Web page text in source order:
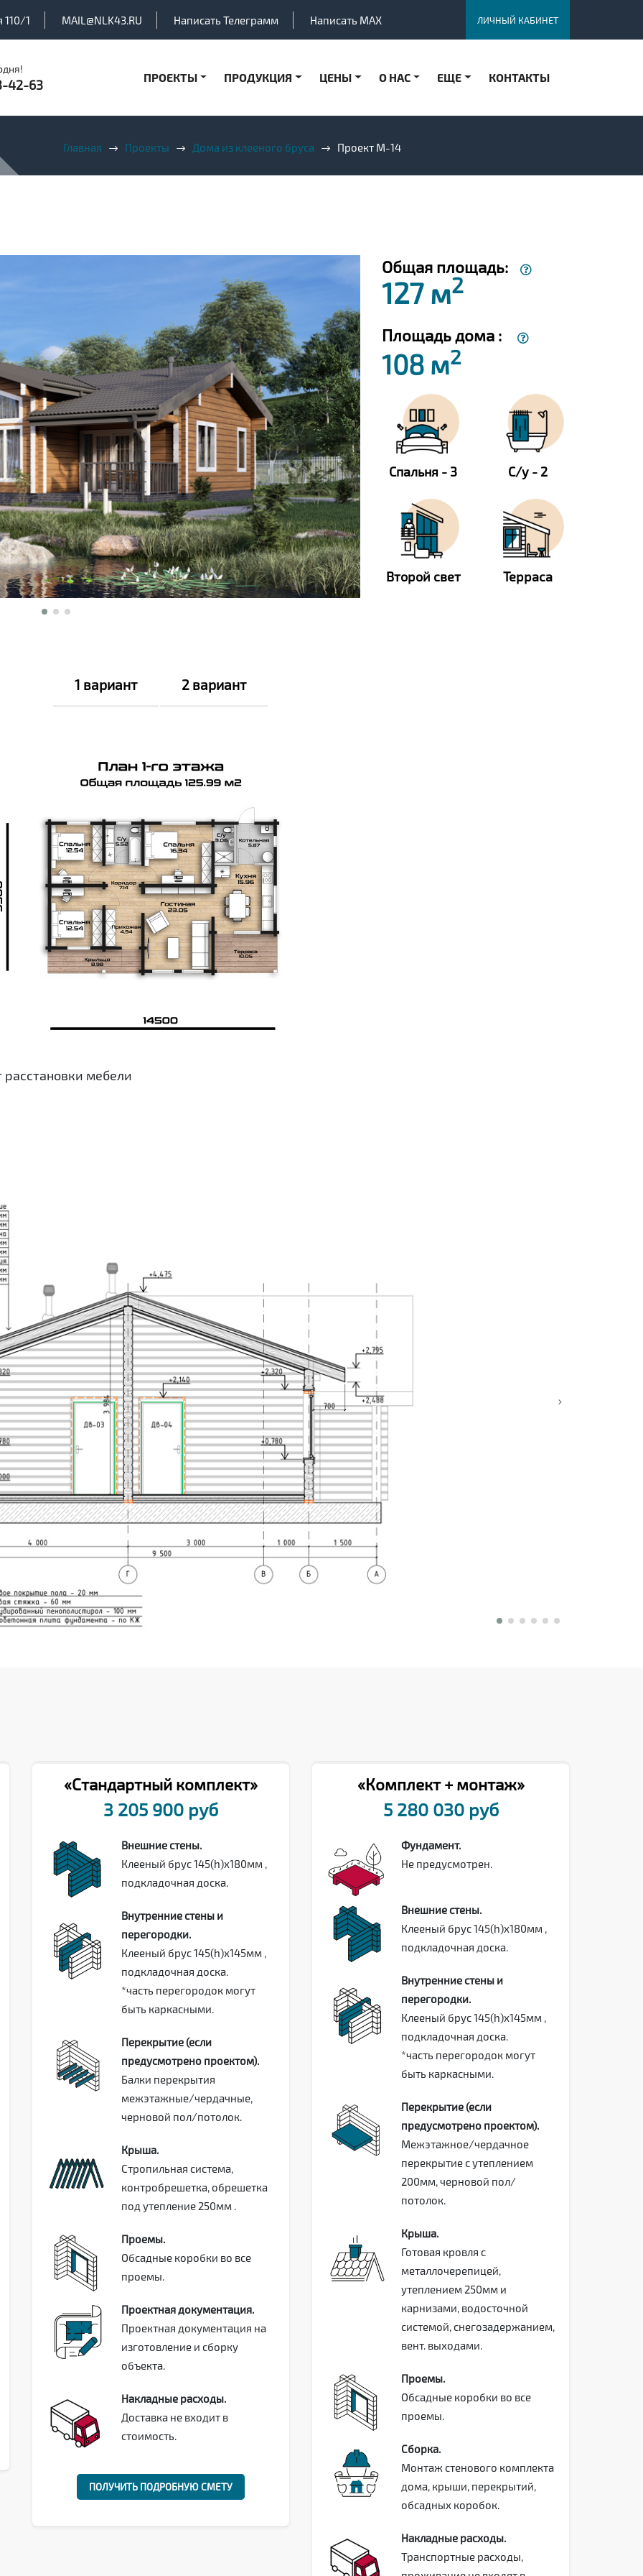
110/1 MAIL@NLK43.RU Написать Телеграмм Написать MAX ЛИЧНЫЙ КАБИНЕТ
42-63 ПРОЕКТЫ ПРОДУКЦИЯ ЦЕНЫ О НАС ЕЩЕ КОНТАКТЫ
Главная Проекты Дома из клееного бруса Проект M-14
Общая площадь:
127 м2
Площадь дома :
108 м2
Спальня - 3 С/у - 2
Второй свет Терраса
1 вариант 2 вариант
мебели
«Стандартный комплект»
3 205 900 руб
Внешние стены.
Клееный брус 145(h)х180мм ,
подкладочная доска.
Внутренние стены и
перегородки.
Клееный брус 145(h)х145мм ,
подкладочная доска.
*часть перегородок могут
быть каркасными.
Перекрытие (если
предусмотрено проектом).
Балки перекрытия
межэтажные/чердачные,
черновой пол/потолок.
Крыша.
Стропильная система,
контробрешетка, обрешетка
под утепление 250мм .
Проемы.
Обсадные коробки во все
проемы.
Проектная документация.
Проектная документация на
изготовление и сборку
объекта.
Накладные расходы.
Доставка не входит в
стоимость.
ПОЛУЧИТЬ ПОДРОБНУЮ СМЕТУ
«Комплект + монтаж»
5 280 030 руб
Фундамент.
Не предусмотрен.
Внешние стены.
Клееный брус 145(h)х180мм ,
подкладочная доска.
Внутренние стены и
перегородки.
Клееный брус 145(h)х145мм ,
подкладочная доска.
*часть перегородок могут
быть каркасными.
Перекрытие (если
предусмотрено проектом).
Межэтажное/чердачное
перекрытие с утеплением
200мм, черновой пол/
потолок.
Крыша.
Готовая кровля с
металлочерепицей,
утеплением 250мм и
карнизами, водосточной
системой, снегозадержанием,
вент. выходами.
Проемы.
Обсадные коробки во все
проемы.
Сборка.
Монтаж стенового комплекта
дома, крыши, перекрытий,
обсадных коробок.
Накладные расходы.
Транспортные расходы,